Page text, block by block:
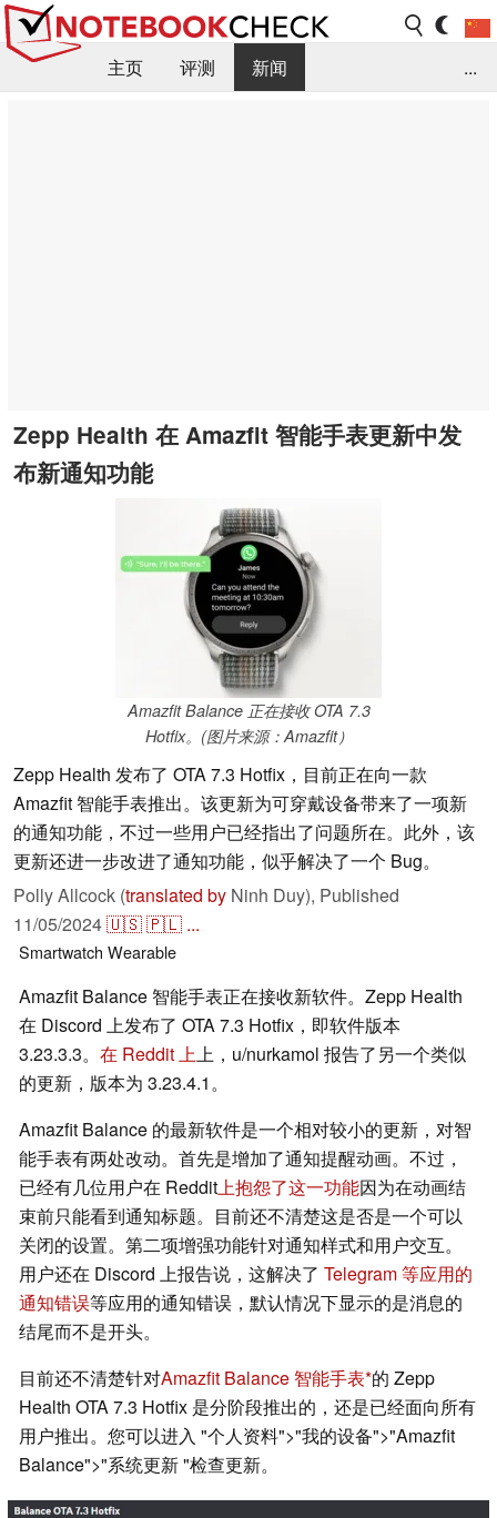
主页 评测
新闻
...
Zepp Health 在 Amazfit 智能手表更新中发
布新通知功能
Amazfit Balance 正在接收 OTA 7.3
Hotfix。(图片来源：Amazfit）
Zepp Health 发布了 OTA 7.3 Hotfix，目前正在向一款
Amazfit 智能手表推出。该更新为可穿戴设备带来了一项新
的通知功能，不过一些用户已经指出了问题所在。此外，该
更新还进一步改进了通知功能，似乎解决了一个 Bug。
Polly Allcock (translated by Ninh Duy), Published
11/05/2024🇺🇸🇵🇱 ...
Smartwatch Wearable
Amazfit Balance 智能手表正在接收新软件。Zepp Health
在 Discord 上发布了 OTA 7.3 Hotfix，即软件版本
3.23.3.3。 在 Reddit 上上，u/nurkamol 报告了另一个类似
的更新，版本为 3.23.4.1。
Amazfit Balance 的最新软件是一个相对较小的更新，对智
能手表有两处改动。首先是增加了通知提醒动画。不过，
已经有几位用户在 Reddit上抱怨了这一功能因为在动画结
束前只能看到通知标题。目前还不清楚这是否是一个可以
关闭的设置。第二项增强功能针对通知样式和用户交互。
用户还在 Discord 上报告说，这解决了 Telegram 等应用的
通知错误等应用的通知错误，默认情况下显示的是消息的
结尾而不是开头。
目前还不清楚针对Amazfit Balance 智能手表 的 Zepp
Health OTA 7.3 Hotfix 是分阶段推出的，还是已经面向所有
用户推出。您可以进入 "个人资料">"我的设备">"Amazfit
Balance">"系统更新 "检查更新。